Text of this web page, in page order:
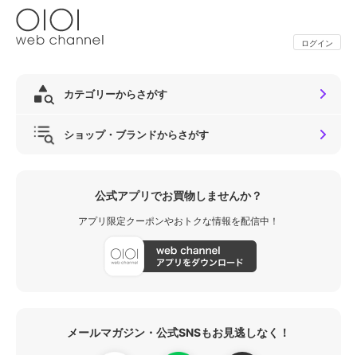
ログイン
カテゴリーからさがす
ショップ・ブランドからさがす
公式アプリでお買物しませんか？
アプリ限定クーポンやおトクな情報を配信中！
メールマガジン・公式SNSもお見逃しなく！